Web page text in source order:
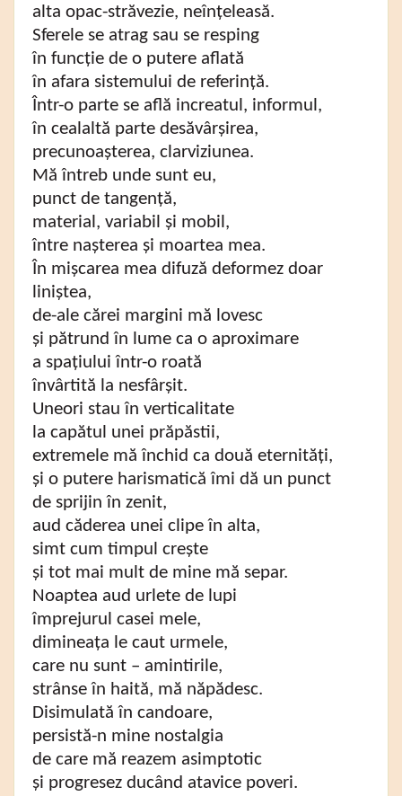
alta opac-străvezie, neînțeleasă.
Sferele se atrag sau se resping
în funcție de o putere aflată
în afara sistemului de referință.
Într-o parte se află increatul, informul,
în cealaltă parte desăvârșirea,
precunoașterea, clarviziunea.
Mă întreb unde sunt eu,
punct de tangență,
material, variabil și mobil,
între nașterea și moartea mea.
În mișcarea mea difuză deformez doar
liniștea,
de-ale cărei margini mă lovesc
și pătrund în lume ca o aproximare
a spațiului într-o roată
învârtită la nesfârșit.
Uneori stau în verticalitate
la capătul unei prăpăstii,
extremele mă închid ca două eternități,
și o putere harismatică îmi dă un punct
de sprijin în zenit,
aud căderea unei clipe în alta,
simt cum timpul crește
și tot mai mult de mine mă separ.
Noaptea aud urlete de lupi
împrejurul casei mele,
dimineața le caut urmele,
care nu sunt – amintirile,
strânse în haită, mă năpădesc.
Disimulată în candoare,
persistă-n mine nostalgia
de care mă reazem asimptotic
și progresez ducând atavice poveri.